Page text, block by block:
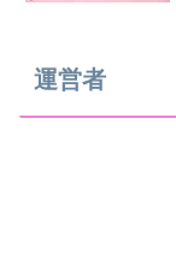
運営者